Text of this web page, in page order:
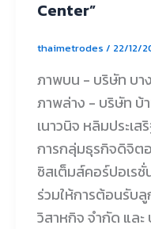
Center”
thaimetrodes / 22/12/
ภาพบน - บริษัท บา
ภาพล่าง - บริษัท
เนาวนิจ หลิมประเ
การกลุ่มธุรกิจดิจิต
ซิสเต็มส์คอร์ปอเร
ร่วมให้การต้อนรับ
วิสาหกิจ จำกัด และ